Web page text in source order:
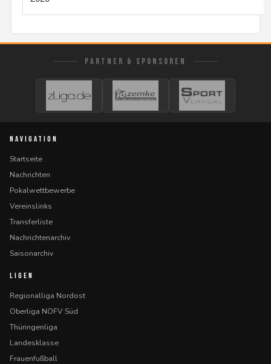
PARTNER & SPONSOREN
NAVIGATION
Startseite
Nachrichten
Pokalwettbewerbe
Vereinslinks
Transferliste
Nachrichtenarchiv
Saisonarchiv
LIGEN
Regionalliga Nordost
Oberliga NOFV Süd
Thüringenliga
Landesklasse
Frauenfußball